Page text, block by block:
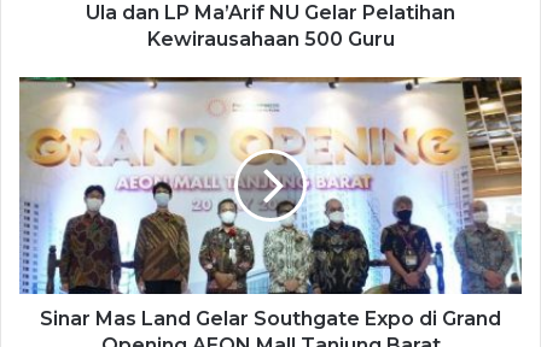
Ula dan LP Ma’Arif NU Gelar Pelatihan
Kewirausahaan 500 Guru
Sinar Mas Land Gelar Southgate Expo di Grand